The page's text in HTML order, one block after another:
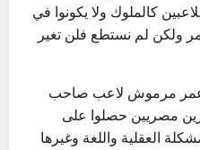
كالملوك ولا يكونوا في
ولكن لم نستطع فلن تغير
عمر مرموش لاعب صاحب
مصريين حصلوا على
العقلية واللغة وغيرها